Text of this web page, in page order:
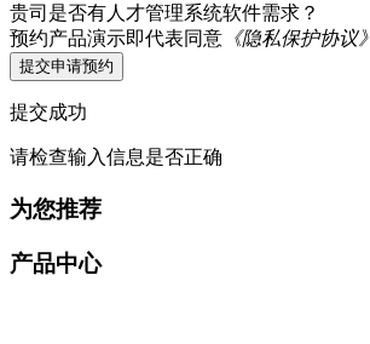
贵司是否有人才管理系统软件需求？
预约产品演示即代表同意 《隐私保护协议》
提交申请预约
提交成功
请检查输入信息是否正确
为您推荐
产品中心